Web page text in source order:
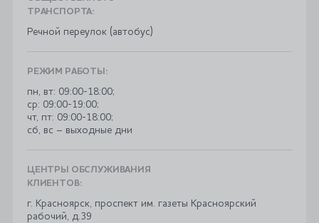
ТРАНСПОРТА:
​Речной переулок (автобус)
РЕЖИМ РАБОТЫ:
пн, вт: 09:00-18:00;
ср: 09:00-19:00;
чт, пт: 09:00-18:00;
сб, вс – выходные дни
ЦЕНТРЫ ОБСЛУЖИВАНИЯ
КЛИЕНТОВ:
г. Красноярск, проспект им. газеты Красноярский
рабочий, д.39